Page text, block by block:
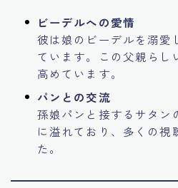
ビーデルへの愛情
彼は娘のビーデルを溺愛
ています。この父親らし
高めています。
パンとの交流
孫娘パンと接するサタン
に溢れており、多くの視
た。